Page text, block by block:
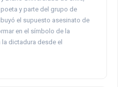
y parte del grupo de
el supuesto asesinato de
en el símbolo de la
dictadura desde el